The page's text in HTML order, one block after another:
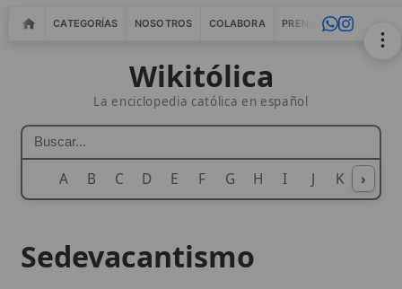
CATEGORÍAS NOSOTROS COLABORA PRENSA WEBMASTERS
Wikitólica
La enciclopedia católica en español
A B C D E F G H I J K L M
›